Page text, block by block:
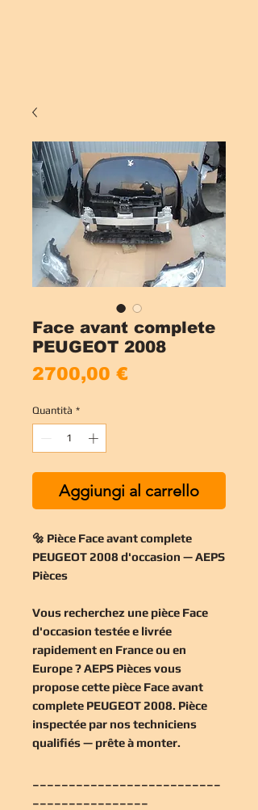
Face avant complete
PEUGEOT 2008
2700,00 €
Quantità *
Aggiungi al carrello
🔩 Pièce Face avant complete
PEUGEOT 2008 d'occasion — AEPS
Pièces
Vous recherchez une pièce Face
d'occasion testée e livrée
rapidement en France ou en
Europe ? AEPS Pièces vous
propose cette pièce Face avant
complete PEUGEOT 2008. Pièce
inspectée par nos techniciens
qualifiés — prête à monter.